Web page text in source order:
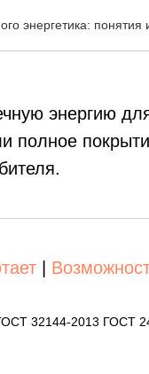
энергетика:
энергию
32144-2013 ГОСТ